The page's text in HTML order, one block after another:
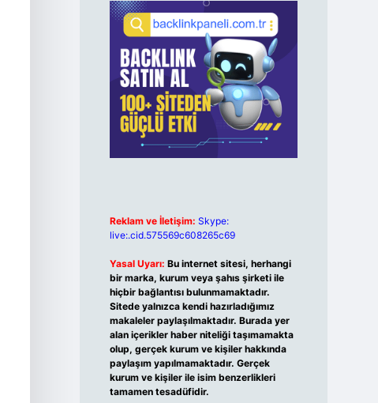
Reklam ve İletişim: Skype:
live:.cid.575569c608265c69
Yasal Uyarı: Bu internet sitesi, herhangi
bir marka, kurum veya şahıs şirketi ile
hiçbir bağlantısı bulunmamaktadır.
Sitede yalnızca kendi hazırladığımız
makaleler paylaşılmaktadır. Burada yer
alan içerikler haber niteliği taşımamakta
olup, gerçek kurum ve kişiler hakkında
paylaşım yapılmamaktadır. Gerçek
kurum ve kişiler ile isim benzerlikleri
tamamen tesadüfidir.